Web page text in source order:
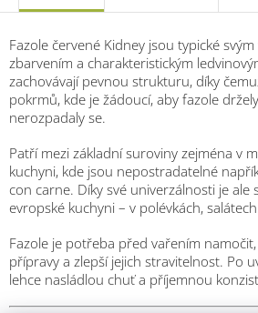
Fazole červené Kidney jsou typické svým
zbarvením a charakteristickým
zachovávají pevnou strukturu, díky
pokrmů, kde je žádoucí, aby fazole držely
nerozpadaly se.
Patří mezi základnísuroviny zejména v
kuchyni, kde jsou nepostradatelné
con carne. Díky své univerzálnosti je ale
evropské kuchyni – v polévkách, salátech
Fazole je potřeba před vařením namočit,
přípravy a zlepší jejich stravitelnost. Po
lehce nasládlou chuťa příjemnou